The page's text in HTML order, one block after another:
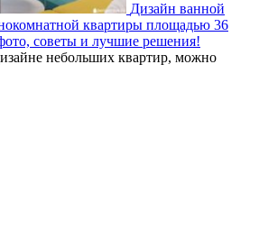
Дизайн ванной
квартиры площадью 36
советы и лучшие решения!
небольших квартир, можно